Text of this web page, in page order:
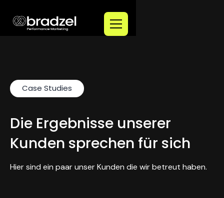
Case Studies
Die Ergebnisse unserer
Kunden sprechen für sich
Hier sind ein paar unser Kunden die wir betreut haben.